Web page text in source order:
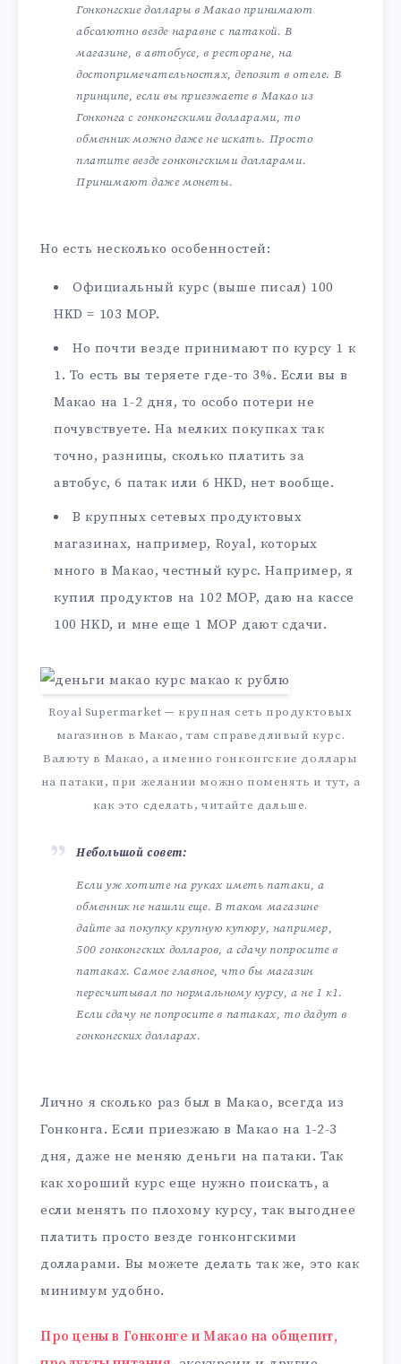
Гонконгские доллары в Макао принимают
абсолютно везде наравне с патакой. В
магазине, в автобусе, в ресторане, на
достопримечательностях, депозит в отеле. В
принципе, если вы приезжаете в Макао из
Гонконга с гонконгскими долларами, то
обменник можно даже не искать. Просто
платите везде гонконгскими долларами.
Принимают даже монеты.
Но есть несколько особенностей:
Официальный курс (выше писал) 100
HKD = 103 MOP.
Но почти везде принимают по курсу 1 к
1. То есть вы теряете где-то 3%. Если вы в
Макао на 1-2 дня, то особо потери не
почувствуете. На мелких покупках так
точно, разницы, сколько платить за
автобус, 6 патак или 6 HKD, нет вообще.
В крупных сетевых продуктовых
магазинах, например, Royal, которых
много в Макао, честный курс. Например, я
купил продуктов на 102 MOP, даю на кассе
100 HKD, и мне еще 1 MOP дают сдачи.
Royal Supermarket — крупная сеть продуктовых
магазинов в Макао, там справедливый курс.
Валюту в Макао, а именно гонконгские доллары
на патаки, при желании можно поменять и тут, а
как это сделать, читайте дальше.
Небольшой совет:
Если уж хотите на руках иметь патаки, а
обменник не нашли еще. В таком магазине
дайте за покупку крупную купюру, например,
500 гонконгских долларов, а сдачу попросите в
патаках. Самое главное, что бы магазин
пересчитывал по нормальному курсу, а не 1 к1.
Если сдачу не попросите в патаках, то дадут в
гонконгских долларах.
Лично я сколько раз был в Макао, всегда из
Гонконга. Если приезжаю в Макао на 1-2-3
дня, даже не меняю деньги на патаки. Так
как хороший курс еще нужно поискать, а
если менять по плохому курсу, так выгоднее
платить просто везде гонконгскими
долларами. Вы можете делать так же, это как
минимум удобно.
Про цены в Гонконге и Макао на общепит,